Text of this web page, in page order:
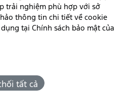
| Từ 08:00 - 17:00
trải nghiệm phù hợp với sở
thông tin chi tiết về cookie
tại Chính sách bảo mật của
tất cả